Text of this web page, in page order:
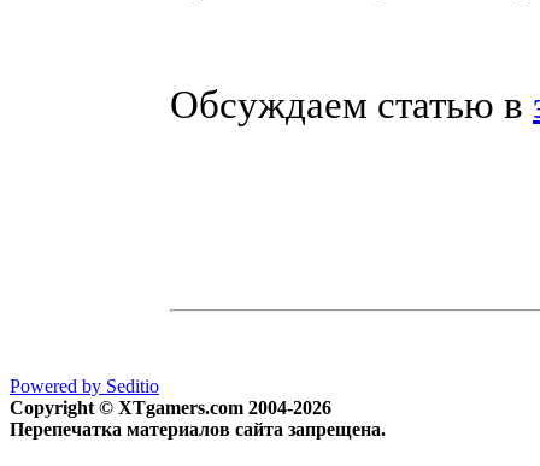
Обсуждаем статью в
Powered by Seditio
Copyright © XTgamers.com 2004-2026
Перепечатка материалов сайта запрещена.